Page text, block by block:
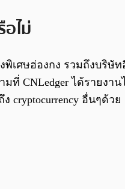
ไม่
เศษฮ่องกง รวมถึงบริ
ที่ CNLedger ได้รายงา
cryptocurrency อื่นๆด้วย